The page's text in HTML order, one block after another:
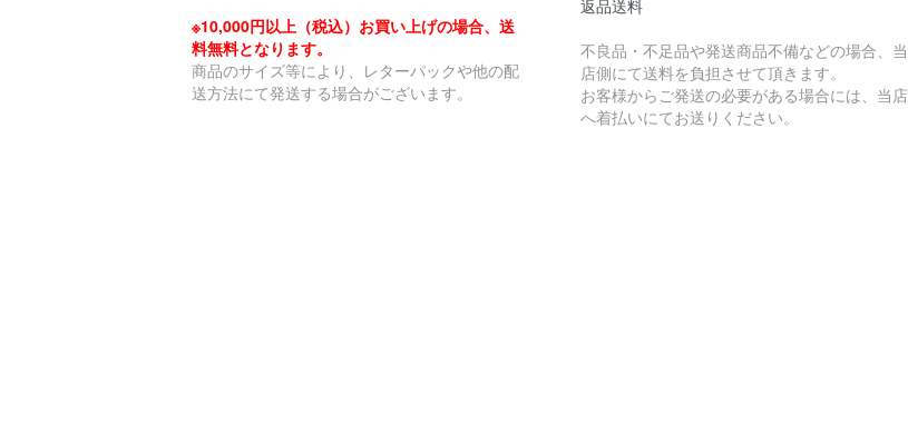
※10,000円以上（税込）お買い上げの場合、送
料無料となります。
商品のサイズ等により、レターパックや他の配
送方法にて発送する場合がございます。
返品送料
不良品・不足品や発送商品不備などの場合、当
店側にて送料を負担させて頂きます。
お客様からご発送の必要がある場合には、当店
へ着払いにてお送りください。